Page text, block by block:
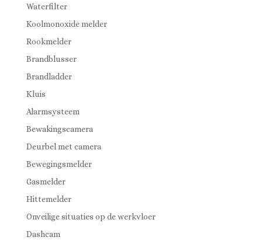
Waterfilter
Koolmonoxide melder
Rookmelder
Brandblusser
Brandladder
Kluis
Alarmsysteem
Bewakingscamera
Deurbel met camera
Bewegingsmelder
Gasmelder
Hittemelder
Onveilige situaties op de werkvloer
Dashcam